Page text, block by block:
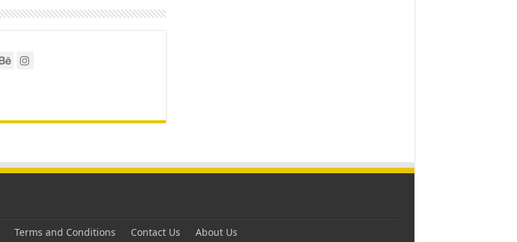
Terms and Conditions Contact Us About Us